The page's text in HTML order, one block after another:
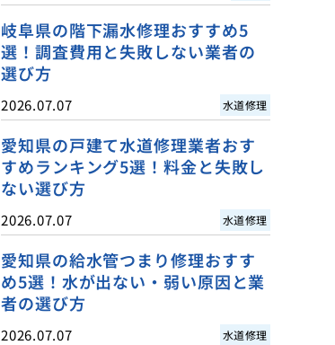
岐阜県の階下漏水修理おすすめ5
選！調査費用と失敗しない業者の
選び方
2026.07.07 水道修理
愛知県の戸建て水道修理業者おす
すめランキング5選！料金と失敗し
ない選び方
2026.07.07 水道修理
愛知県の給水管つまり修理おすす
め5選！水が出ない・弱い原因と業
者の選び方
2026.07.07 水道修理